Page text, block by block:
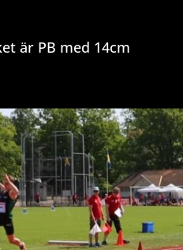
är PB med 14cm